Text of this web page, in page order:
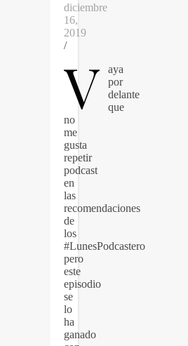
diciembre
16,
2019
/
V
aya
por
delante
que
no
me
gusta
repetir
podcast
en
las
recomendaciones
de
los
#LunesPodcastero
pero
este
episodio
se
lo
ha
ganado